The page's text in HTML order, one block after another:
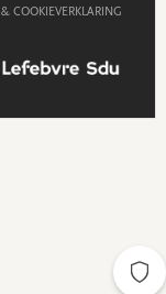
COOKIEVERKLARING